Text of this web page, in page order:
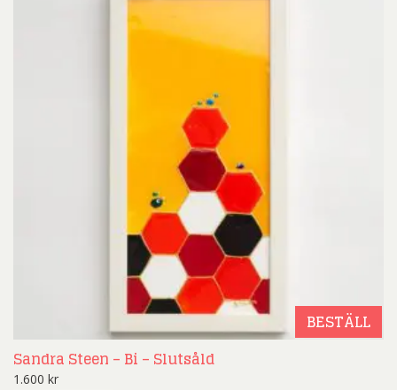
BESTÄLL
Sandra Steen – Bi – Slutsåld
1.600 kr